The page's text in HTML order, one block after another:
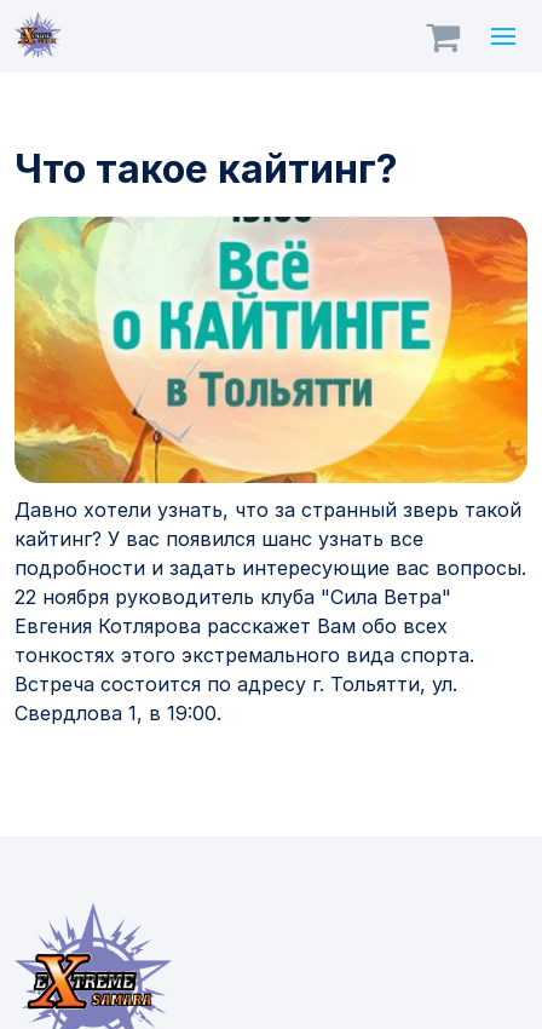
Что такое кайтинг?
Давно хотели узнать, что за странный зверь такой
кайтинг? У вас появился шанс узнать все
подробности и задать интересующие вас вопросы.
22 ноября руководитель клуба "Сила Ветра"
Евгения Котлярова расскажет Вам обо всех
тонкостях этого экстремального вида спорта.
Встреча состоится по адресу г. Тольятти, ул.
Свердлова 1, в 19:00.